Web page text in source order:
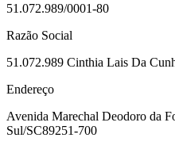
51.072.989/0001-80
Razão Social
51.072.989 Cinthia Lais Da
Endereço
Avenida Marechal Deodoro da
Sul/SC89251-700